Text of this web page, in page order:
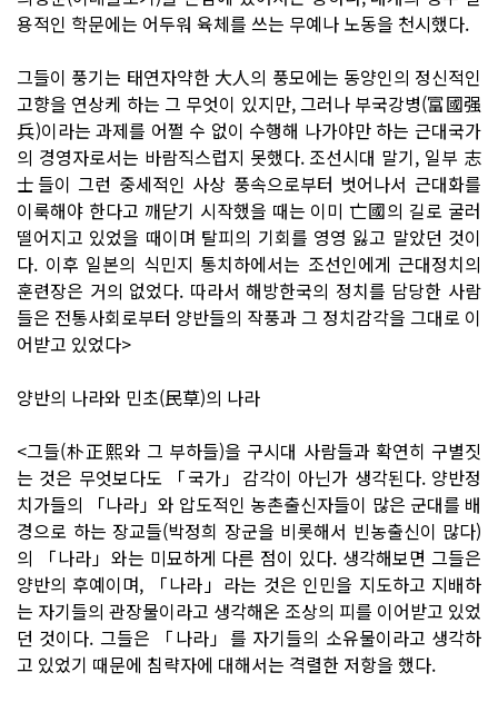
용적인 학문에는 어두워 육체를 쓰는 무예나 노동을 천시했다.
그들이 풍기는 태연자약한 大人의 풍모에는 동양인의 정신적인
고향을 연상케 하는 그 무엇이 있지만, 그러나 부국강병(富國强
兵)이라는 과제를 어쩔 수 없이 수행해 나가야만 하는 근대국가
의 경영자로서는 바람직스럽지 못했다. 조선시대 말기, 일부 志
士들이 그런 중세적인 사상 풍속으로부터 벗어나서 근대화를
이룩해야 한다고 깨닫기 시작했을 때는 이미 亡國의 길로 굴러
떨어지고 있었을 때이며 탈피의 기회를 영영 잃고 말았던 것이
다. 이후 일본의 식민지 통치하에서는 조선인에게 근대정치의
훈련장은 거의 없었다. 따라서 해방한국의 정치를 담당한 사람
들은 전통사회로부터 양반들의 작풍과 그 정치감각을 그대로 이
어받고 있었다>
양반의 나라와 민초(民草)의 나라
<그들(朴正熙와 그 부하들)을 구시대 사람들과 확연히 구별짓
는 것은 무엇보다도 「국가」감각이 아닌가 생각된다. 양반정
치가들의 「나라」와 압도적인 농촌출신자들이 많은 군대를 배
경으로 하는 장교들(박정희 장군을 비롯해서 빈농출신이 많다)
의 「나라」와는 미묘하게 다른 점이 있다. 생각해보면 그들은
양반의 후예이며, 「나라」라는 것은 인민을 지도하고 지배하
는 자기들의 관장물이라고 생각해온 조상의 피를 이어받고 있었
던 것이다. 그들은 「나라」를 자기들의 소유물이라고 생각하
고 있었기 때문에 침략자에 대해서는 격렬한 저항을 했다.